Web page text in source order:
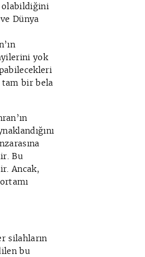
olabildiğini
Dünya
yok
tam bir bela
Bu
Ancak,
silahların
bu